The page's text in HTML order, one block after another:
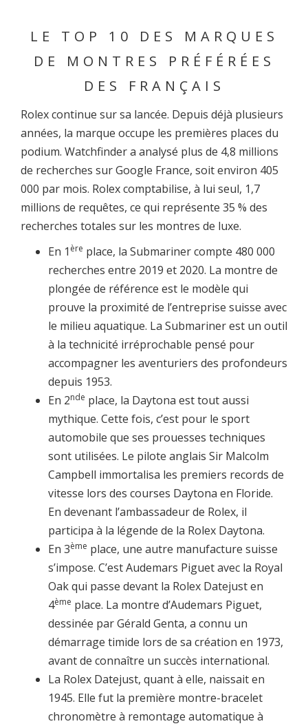
LE TOP 10 DES MARQUES
DE MONTRES PRÉFÉRÉES
DES FRANÇAIS
Rolex continue sur sa lancée. Depuis déjà plusieurs
années, la marque occupe les premières places du
podium. Watchfinder a analysé plus de 4,8 millions
de recherches sur Google France, soit environ 405
000 par mois. Rolex comptabilise, à lui seul, 1,7
millions de requêtes, ce qui représente 35 % des
recherches totales sur les montres de luxe.
En 1 ère place, la Submariner compte 480 000
recherches entre 2019 et 2020. La montre de
plongée de référence est le modèle qui
prouve la proximité de l’entreprise suisse avec
le milieu aquatique. La Submariner est un outil
à la technicité irréprochable pensé pour
accompagner les aventuriers des profondeurs
depuis 1953.
En 2nde place, la Daytona est tout aussi
mythique. Cette fois, c’est pour le sport
automobile que ses prouesses techniques
sont utilisées. Le pilote anglais Sir Malcolm
Campbell immortalisa les premiers records de
vitesse lors des courses Daytona en Floride.
En devenant l’ambassadeur de Rolex, il
participa à la légende de la Rolex Daytona.
En 3ème place, une autre manufacture suisse
s’impose. C’est Audemars Piguet avec la Royal
Oak qui passe devant la Rolex Datejust en
4ème place. La montre d’Audemars Piguet,
dessinée par Gérald Genta, a connu un
démarrage timide lors de sa création en 1973,
avant de connaître un succès international.
La Rolex Datejust, quant à elle, naissait en
1945. Elle fut la première montre-bracelet
chronomètre à remontage automatique à